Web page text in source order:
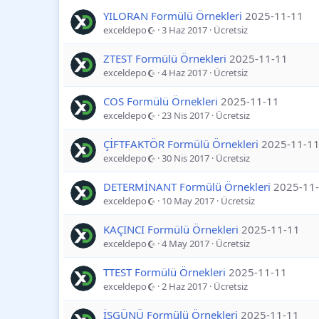
YILORAN Formülü Örnekleri 2025-11-11
exceldepo 3 Haz 2017 Ücretsiz
ZTEST Formülü Örnekleri 2025-11-11
exceldepo 4 Haz 2017 Ücretsiz
COS Formülü Örnekleri 2025-11-11
exceldepo 23 Nis 2017 Ücretsiz
ÇİFTFAKTÖR Formülü Örnekleri 2025-11-11
exceldepo 30 Nis 2017 Ücretsiz
DETERMİNANT Formülü Örnekleri 2025-
exceldepo 10 May 2017 Ücretsiz
KAÇINCI Formülü Örnekleri 2025-11-11
exceldepo 4 May 2017 Ücretsiz
TTEST Formülü Örnekleri 2025-11-11
exceldepo 2 Haz 2017 Ücretsiz
İŞGÜNÜ Formülü Örnekleri 2025-11-11